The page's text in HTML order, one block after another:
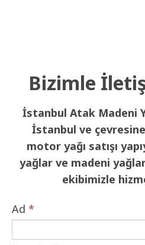
Bizimle
İstanbul Atak Madeni
İstanbul ve
motor yağı satışı
yağlar ve madeni
ekibimizle
Ad *